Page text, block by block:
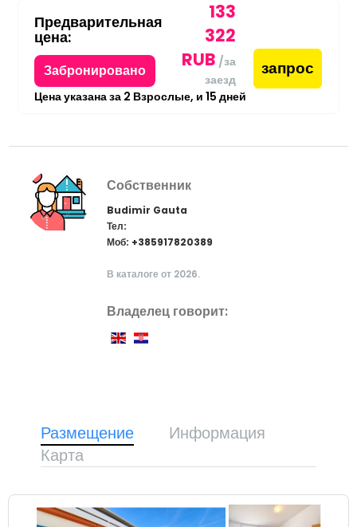
Предварительная
цена:
Забронировано
133
322
RUB /за
заезд
запрос
Цена указана за 2 Взрослые, и 15 дней
Собственник
Budimir Gauta
Тел:
Моб: +385917820389
В каталоге от 2026.
Владелец говорит:
Размещение
Информация
Карта